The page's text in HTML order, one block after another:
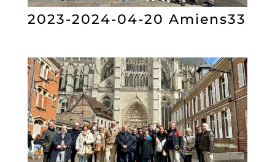
2023-2024-04-20 Amiens33